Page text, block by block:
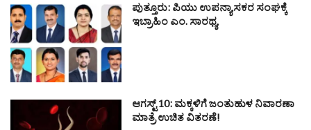
ಪುತ್ತೂರು: ಪಿಯು ಉಪನ್ಯಾಸಕರ ಸಂಘಕ್ಕೆ
ಇಬ್ರಾಹಿಂ ಎಂ. ಸಾರಥ್ಯ
ಆಗಸ್ಟ್ 10: ಮಕ್ಕಳಿಗೆ ಜಂತುಹುಳ ನಿವಾರಣಾ
ಮಾತ್ರೆ ಉಚಿತ ವಿತರಣೆ!